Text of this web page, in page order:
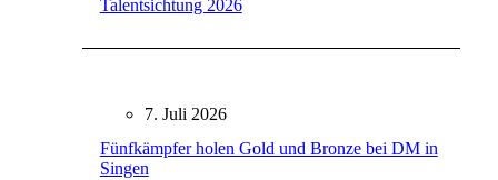
Talentsichtung 2026
7. Juli 2026
Fünfkämpfer holen Gold und Bronze bei DM in
Singen